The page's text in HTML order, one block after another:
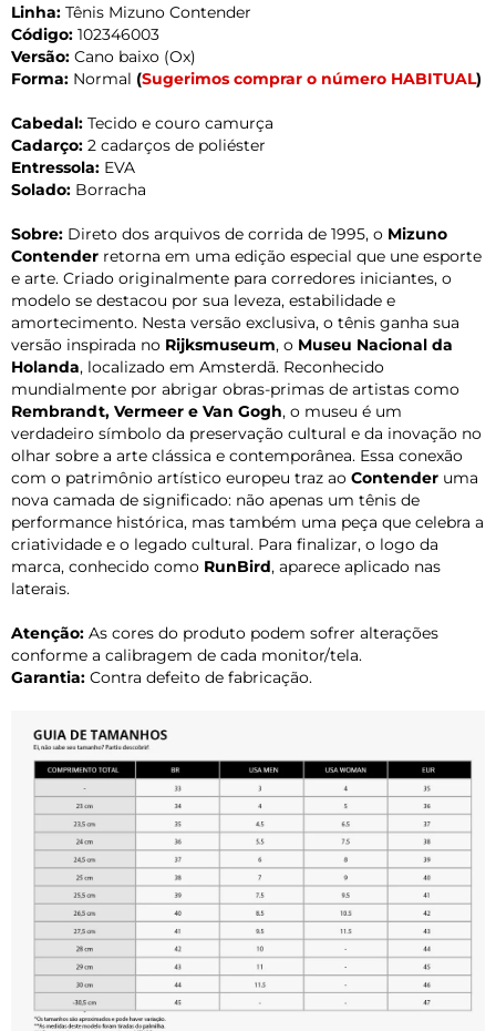
Linha: Tênis Mizuno Contender
Código: 102346003
Versão: Cano baixo (Ox)
Forma: Normal (Sugerimos comprar o número HABITUAL)
Cabedal: Tecido e couro camurça
Cadarço: 2 cadarços de poliéster
Entressola: EVA
Solado: Borracha
Sobre: Direto dos arquivos de corrida de 1995, o Mizuno
Contender retorna em uma edição especial que une esporte
e arte. Criado originalmente para corredores iniciantes, o
modelo se destacou por sua leveza, estabilidade e
amortecimento. Nesta versão exclusiva, o tênis ganha sua
versão inspirada no Rijksmuseum, o Museu Nacional da
Holanda, localizado em Amsterdã. Reconhecido
mundialmente por abrigar obras-primas de artistas como
Rembrandt, Vermeer e Van Gogh, o museu é um
verdadeiro símbolo da preservação cultural e da inovação no
olhar sobre a arte clássica e contemporânea. Essa conexão
com o patrimônio artístico europeu traz ao Contender uma
nova camada de significado: não apenas um tênis de
performance histórica, mas também uma peça que celebra a
criatividade e o legado cultural. Para finalizar, o logo da
marca, conhecido como RunBird, aparece aplicado nas
laterais.
Atenção: As cores do produto podem sofrer alterações
conforme a calibragem de cada monitor/tela.
Garantia: Contra defeito de fabricação.